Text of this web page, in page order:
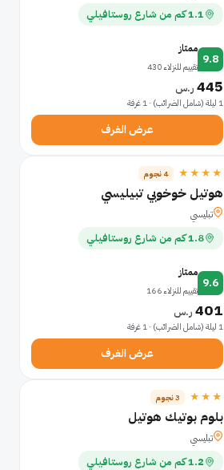
1.1 كم من شارع روستافيلي
9.8
ممتاز
تقييم للنزلاء 430
445 ر.س
1 ليلة (شامل الضرائب) · 1 غرفة
عرض الغرف
★★★★ 4 نجوم
هوتيل خوخوبي تبيليسي
تبليسي
1.8 كم من شارع روستافيلي
9.6
ممتاز
تقييم للنزلاء 166
401 ر.س
1 ليلة (شامل الضرائب) · 1 غرفة
عرض الغرف
★★★ 3 نجوم
بلوم بوتيك هوتيل
تبليسي
1.2 كم من شارع روستافيلي